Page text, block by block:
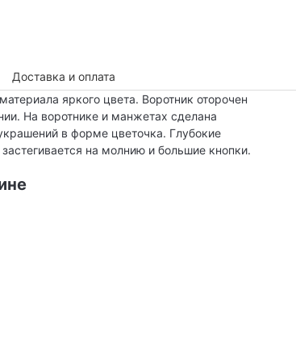
Доставка и оплата
яркого цвета. Воротник оторочен
На воротнике и манжетах сделана
в форме цветочка. Глубокие
на молнию и большие кнопки.